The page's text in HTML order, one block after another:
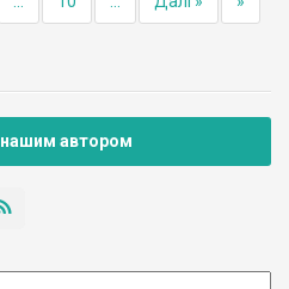
нашим автором